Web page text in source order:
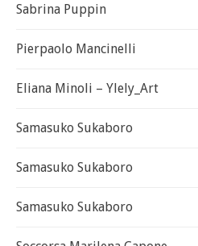
Sabrina Puppin
Pierpaolo Mancinelli
Eliana Minoli – Ylely_Art
Samasuko Sukaboro
Samasuko Sukaboro
Samasuko Sukaboro